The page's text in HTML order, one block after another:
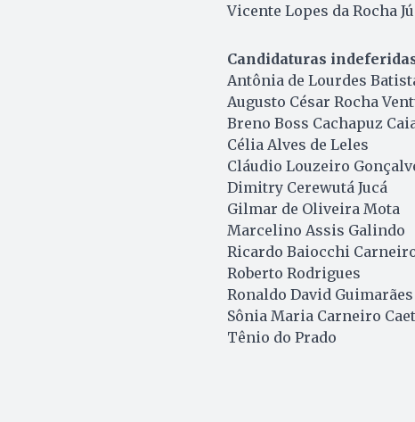
Vicente Lopes da Rocha
Candidaturas
Antônia de Lourdes
Augusto César Rocha
Breno Boss Cachapuz
Célia Alves de Leles
Cláudio Louzeiro
Dimitry Cerewutá Jucá
Gilmar de Oliveira Mota
Marcelino Assis Galindo
Ricardo Baiocchi
Roberto Rodrigues
Ronaldo David Guimarães
Sônia Maria Carneiro
Tênio do Prado